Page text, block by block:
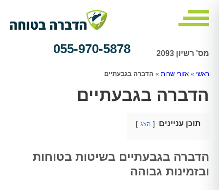
מס' רשיון 2093 055-970-5878
ראשי » אזורי שרות » הדברה בגבעתיים
הדברה בגבעתיים
תוכן עניינים הצג
הדברה בגבעתיים בשיטות בטוחות
ובזמינות גבוהה